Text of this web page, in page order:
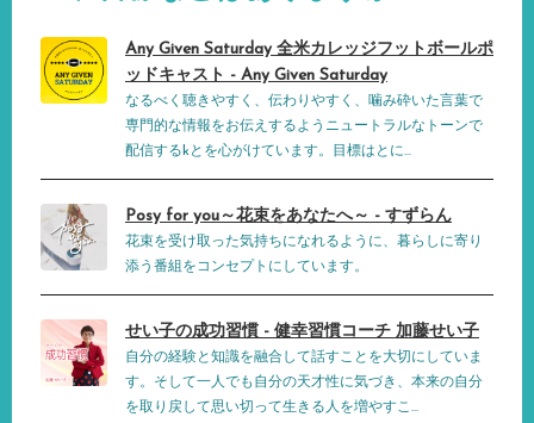
Any Given Saturday 全米カレッジフットボールポ
ッドキャスト - Any Given Saturday
なるべく聴きやすく、伝わりやすく、噛み砕いた言葉で
専門的な情報をお伝えするようニュートラルなトーンで
配信するkとを心がけています。目標はとに...
Posy for you～花束をあなたへ～ - すずらん
花束を受け取った気持ちになれるように、暮らしに寄り
添う番組をコンセプトにしています。
せい子の成功習慣 - 健幸習慣コーチ 加藤せい子
自分の経験と知識を融合して話すことを大切にしていま
す。そして一人でも自分の天才性に気づき、本来の自分
を取り戻して思い切って生きる人を増やすこ...